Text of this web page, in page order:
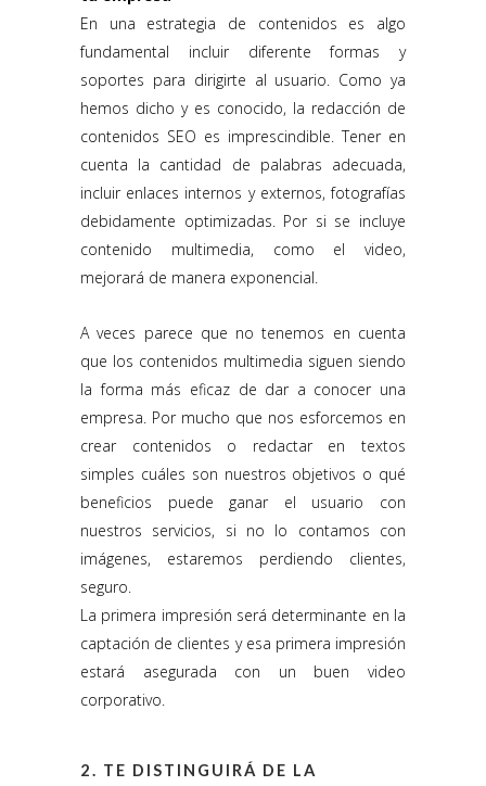
En una estrategia de contenidos es algo
fundamental incluir diferente formas y
soportes para dirigirte al usuario. Como ya
hemos dicho y es conocido, la redacción de
contenidos SEO es imprescindible. Tener en
cuenta la cantidad de palabras adecuada,
incluir enlaces internos y externos, fotografías
debidamente optimizadas. Por si se incluye
contenido multimedia, como el video,
mejorará de manera exponencial.
A veces parece que no tenemos en cuenta
que los contenidos multimedia siguen siendo
la forma más eficaz de dar a conocer una
empresa. Por mucho que nos esforcemos en
crear contenidos o redactar en textos
simples cuáles son nuestros objetivos o qué
beneficios puede ganar el usuario con
nuestros servicios, si no lo contamos con
imágenes, estaremos perdiendo clientes,
seguro.
La primera impresión será determinante en la
captación de clientes y esa primera impresión
estará asegurada con un buen video
corporativo.
2. TE DISTINGUIRÁ DE LA